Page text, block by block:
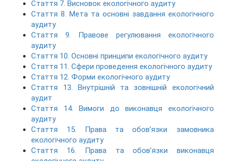
Стаття 7. Висновок екологічного аудиту
Стаття 8. Мета та основні завдання екологічного
аудиту
Стаття 9. Правове регулювання екологічного
аудиту
Стаття 10. Основні принципи екологічного аудиту
Стаття 11. Сфери проведення екологічного аудиту
Стаття 12. Форми екологічного аудиту
Стаття 13. Внутрішній та зовнішній екологічний
аудит
Стаття 14. Вимоги до виконавця екологічного
аудиту
Стаття 15. Права та обов’язки замовника
екологічного аудиту
Стаття 16. Права та обов’язки виконавця